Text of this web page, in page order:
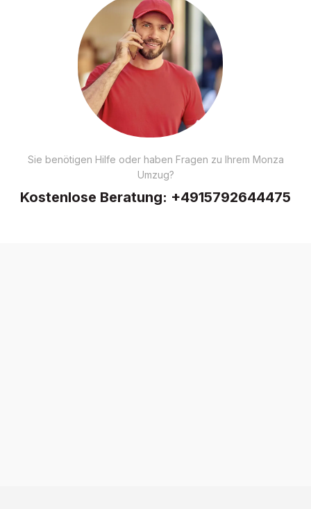
Sie benötigen Hilfe oder haben Fragen zu Ihrem Monza
Umzug?
Kostenlose Beratung: +4915792644475